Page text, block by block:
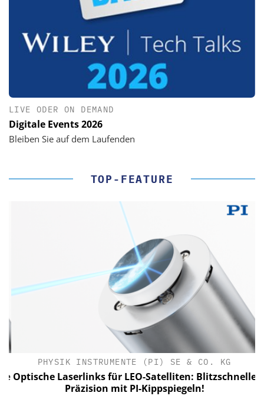
LIVE ODER ON DEMAND
Digitale Events 2026
Bleiben Sie auf dem Laufenden
TOP-FEATURE
PHYSIK INSTRUMENTE (PI) SE & CO. KG
Optische Laserlinks für LEO-Satelliten: Blitzschnelle
Präzision mit PI-Kippspiegeln!